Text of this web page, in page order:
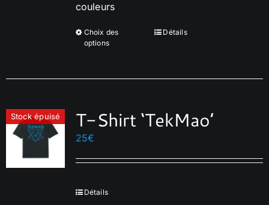
produit
couleurs
Choix des
options
Ce
plusieurs
Les
être
Détails
Stock épuisé T-Shirt ‘TekMao’
25€
Détails